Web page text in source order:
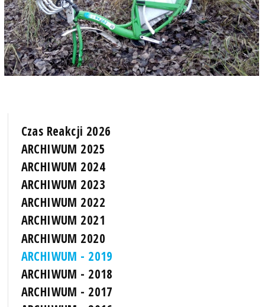
Czas Reakcji 2026
ARCHIWUM 2025
ARCHIWUM 2024
ARCHIWUM 2023
ARCHIWUM 2022
ARCHIWUM 2021
ARCHIWUM 2020
ARCHIWUM - 2019
ARCHIWUM - 2018
ARCHIWUM - 2017